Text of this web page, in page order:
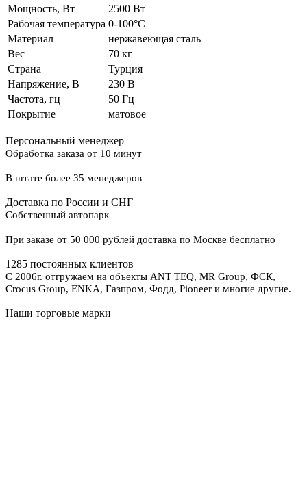
Мощность, Вт
2500 Вт
Рабочая температура 0-100°С
Материал
нержавеющая сталь
Вес
70 кг
Страна
Турция
Напряжение, В
230 В
Частота, гц
50 Гц
Покрытие
матовое
Персональный менеджер
Обработка заказа от 10 минут
В штате более 35 менеджеров
Доставка по России и СНГ
Собственный автопарк
При заказе от 50 000 рублей доставка по Москве бесплатно
1285 постоянных клиентов
С 2006г. отгружаем на объекты ANT TEQ, MR Group, ФСК,
Crocus Group, ENKA, Газпром, Фодд, Pioneer и многие другие.
Наши торговые марки